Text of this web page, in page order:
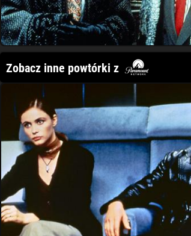
Zobacz inne powtórki z